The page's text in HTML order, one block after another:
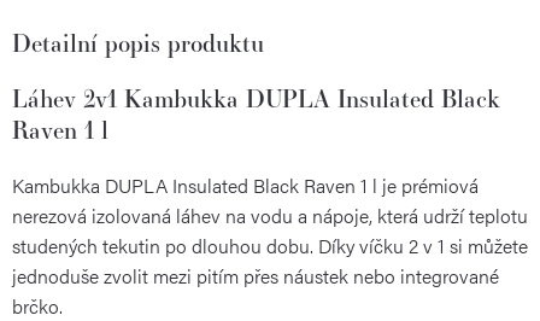
Detailní popis produktu
Láhev 2v1 Kambukka DUPLA Insulated Black
Raven 1 l
Kambukka DUPLA Insulated Black Raven 1 l je prémiová
nerezová izolovaná láhev na vodu a nápoje, která udrží teplotu
studených tekutin po dlouhou dobu. Díky víčku 2 v 1 si můžete
jednoduše zvolit mezi pitím přes náustek nebo integrované
brčko.